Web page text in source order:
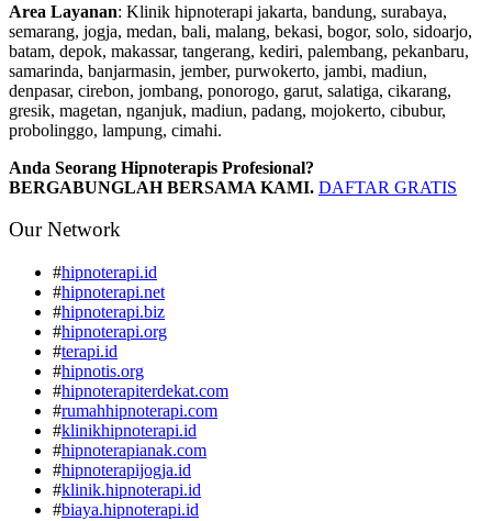
Area Layanan: Klinik hipnoterapi jakarta, bandung, surabaya,
semarang, jogja, medan, bali, malang, bekasi, bogor, solo, sidoarjo,
batam, depok, makassar, tangerang, kediri, palembang, pekanbaru,
samarinda, banjarmasin, jember, purwokerto, jambi, madiun,
denpasar, cirebon, jombang, ponorogo, garut, salatiga, cikarang,
gresik, magetan, nganjuk, madiun, padang, mojokerto, cibubur,
probolinggo, lampung, cimahi.
Anda Seorang Hipnoterapis Profesional?
BERGABUNGLAH BERSAMA KAMI. DAFTAR GRATIS
Our Network
#hipnoterapi.id
#hipnoterapi.net
#hipnoterapi.biz
#hipnoterapi.org
#terapi.id
#hipnotis.org
#hipnoterapiterdekat.com
#rumahhipnoterapi.com
#klinikhipnoterapi.id
#hipnoterapianak.com
#hipnoterapijogja.id
#klinik.hipnoterapi.id
#biaya.hipnoterapi.id